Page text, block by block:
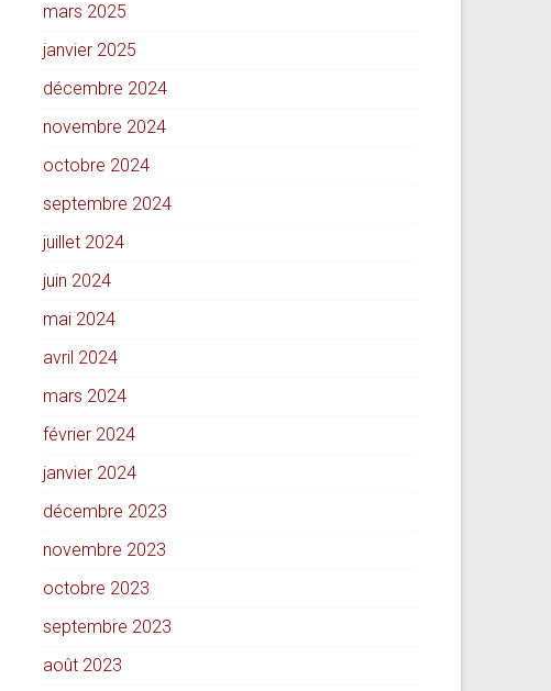
mars 2025
janvier 2025
décembre 2024
novembre 2024
octobre 2024
septembre 2024
juillet 2024
juin 2024
mai 2024
avril 2024
mars 2024
février 2024
janvier 2024
décembre 2023
novembre 2023
octobre 2023
septembre 2023
août 2023